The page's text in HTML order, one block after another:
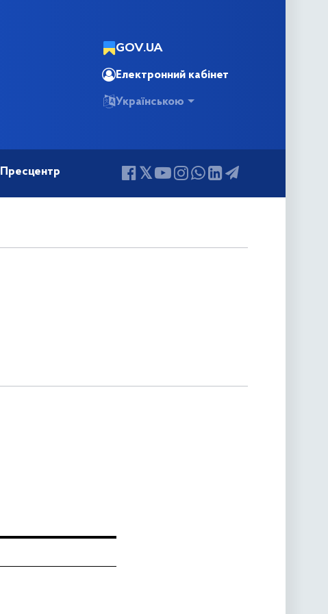
GOV.UA
Електронний кабінет
Українською
Пресцентр